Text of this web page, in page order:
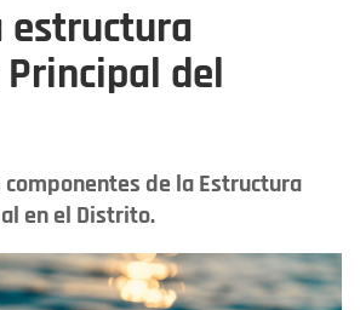
estructura
del
componentes de la Estructura
en el Distrito.